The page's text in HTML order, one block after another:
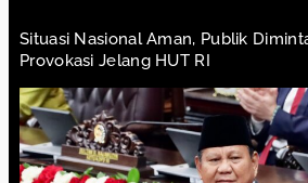
Situasi Nasional Aman, Publik
Provokasi Jelang HUT RI